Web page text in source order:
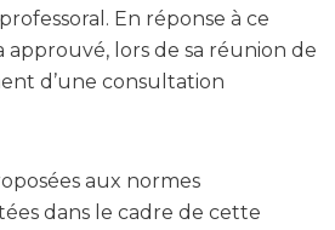
En réponse à ce
approuvé, lors de sa réunion de
d’une consultation
aux normes
dans le cadre de cette